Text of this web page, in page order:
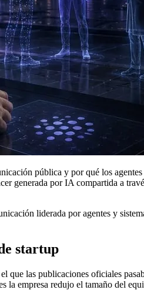
pública y por qué los
generada por IA compartida a
liderada por agentes y
startup
las publicaciones oficiales
empresa redujo el tamaño del